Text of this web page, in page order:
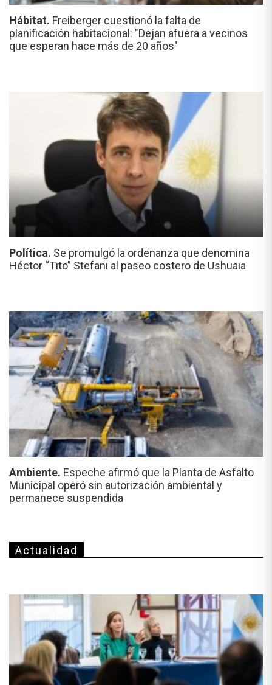
Hábitat. Freiberger cuestionó la falta de
planificación habitacional: "Dejan afuera a vecinos
que esperan hace más de 20 años"
Política. Se promulgó la ordenanza que denomina
Héctor “Tito” Stefani al paseo costero de Ushuaia
Ambiente. Espeche afirmó que la Planta de Asfalto
Municipal operó sin autorización ambiental y
permanece suspendida
Actualidad